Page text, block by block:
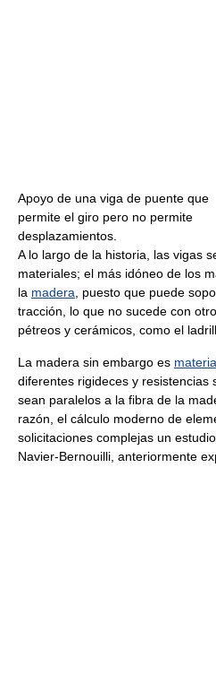
Apoyo de una viga de puente que
permite el giro pero no permite
desplazamientos.
A lo largo de la historia, las vigas
materiales; el más idóneo de los
la madera , puesto que puede
tracción, lo que no sucede con
pétreos y cerámicos, como el
La madera sin embargo es
diferentes rigideces y resistencias
sean paralelos a la fibra de la
razón, el cálculo moderno de
solicitaciones complejas un
Navier-Bernouilli, anteriormente